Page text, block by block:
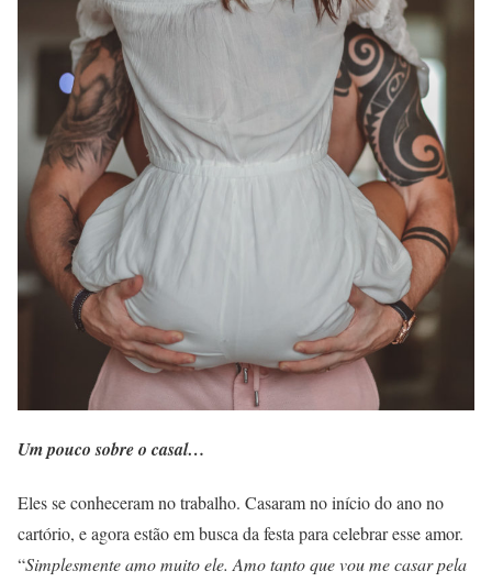
Um pouco sobre o casal…
Eles se conheceram no trabalho. Casaram no início do ano no
cartório, e agora estão em busca da festa para celebrar esse amor.
“Simplesmente amo muito ele. Amo tanto que vou me casar pela